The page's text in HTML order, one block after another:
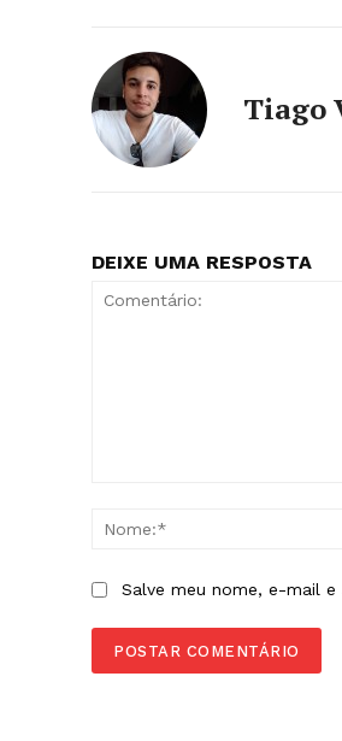
Tiago
DEIXE UMA RESPOSTA
Salve meu nome, e-mail